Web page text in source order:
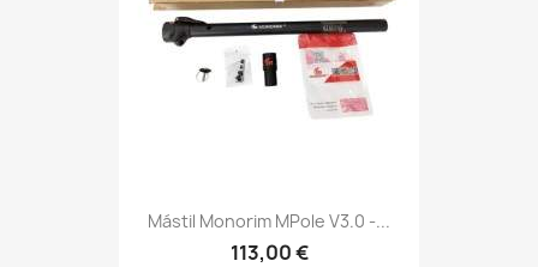
Mástil Monorim MPole V3.0 -...
113,00 €